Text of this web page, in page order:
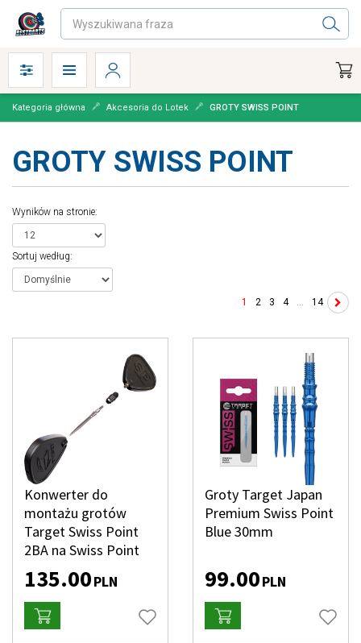
Kategoria główna Akcesoria do Lotek GROTY SWISS POINT
GROTY SWISS POINT
Wyników na stronie:
Sortuj według:
1 2 3 4 14
Konwerter do
montażu grotów
Target Swiss Point
2BA na Swiss Point
135.00PLN
Groty Target Japan
Premium Swiss Point
Blue 30mm
99.00PLN